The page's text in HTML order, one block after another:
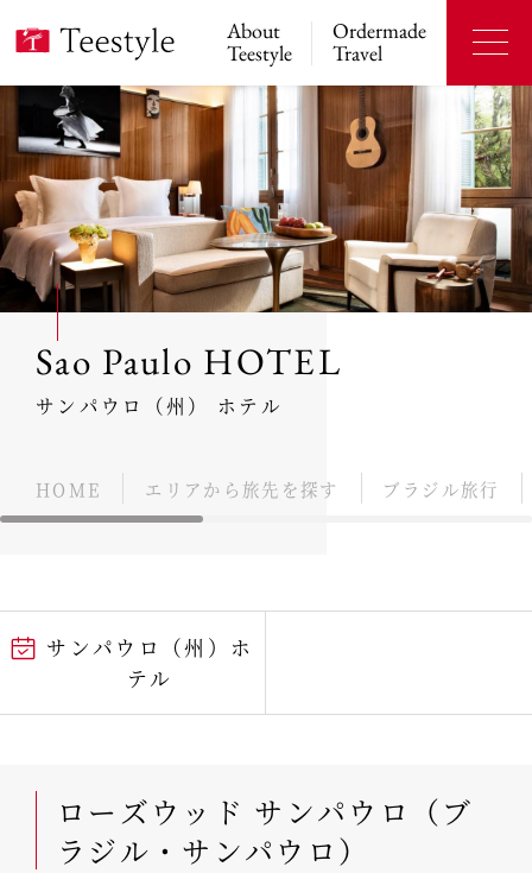
About
Teestyle
Ordermade
Travel
Sao Paulo HOTEL
サンパウロ（州） ホテル
HOME エリアから旅先を探す ブラジル旅行
サンパウロ（州）ホ
テル
ローズウッド サンパウロ（ブ
ラジル・サンパウロ）